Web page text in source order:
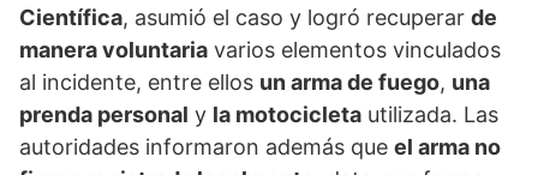
Científica, asumió el caso y logró recuperar de
manera voluntaria varios elementos vinculados
al incidente, entre ellos un arma de fuego, una
prenda personal y la motocicleta utilizada. Las
autoridades informaron además que el arma no